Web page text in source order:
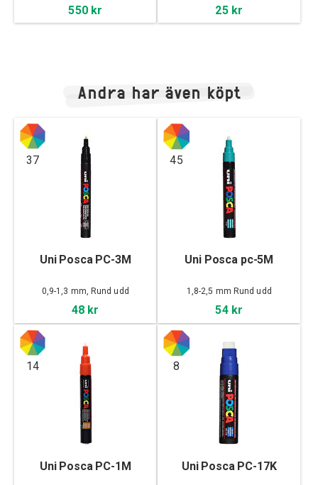
550 kr 25 kr
Andra har även köpt
37
Uni Posca PC-3M
0,9-1,3 mm, Rund udd
48 kr
45
Uni Posca pc-5M
1,8-2,5 mm Rund udd
54 kr
14
Uni Posca PC-1M
8
Uni Posca PC-17K